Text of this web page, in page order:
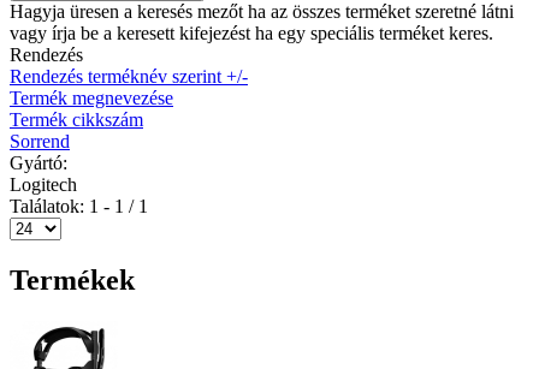
Hagyja üresen a keresés mezőt ha az összes terméket szeretné látni
vagy írja be a keresett kifejezést ha egy speciális terméket keres.
Rendezés
Rendezés terméknév szerint +/-
Termék megnevezése
Termék cikkszám
Sorrend
Gyártó:
Logitech
Találatok: 1 - 1 / 1
Termékek